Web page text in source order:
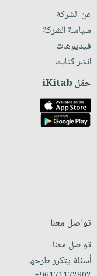
عن الشركة
سياسة الشركة
فيديوهات
انشر كتابك
حمّل iKitab
تواصل معنا
تواصل معنا
أسئلة يتكرر طرحها